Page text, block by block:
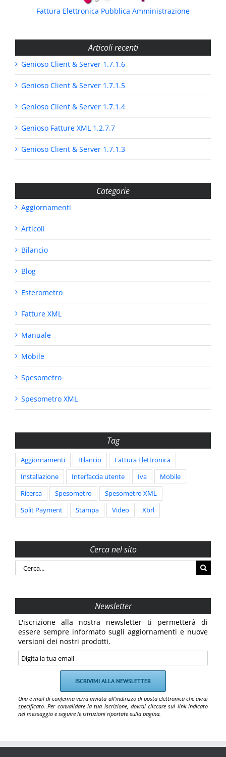
Fattura Elettronica Pubblica Amministrazione
Articoli recenti
Genioso Client & Server 1.7.1.6
Genioso Client & Server 1.7.1.5
Genioso Client & Server 1.7.1.4
Genioso Fatture XML 1.2.7.7
Genioso Client & Server 1.7.1.3
Categorie
Aggiornamenti
Articoli
Bilancio
Blog
Esterometro
Fatture XML
Manuale
Mobile
Spesometro
Spesometro XML
Tag
Aggiornamenti Bilancio
Fattura Elettronica
Installazione
Interfaccia utente Iva
Mobile
Ricerca
Spesometro
Spesometro XML
Split Payment
Stampa Video Xbrl
Cerca nel sito
Cerca
per:
Newsletter
L'iscrizione alla nostra newsletter ti permetterà di
essere sempre informato sugli aggiornamenti e nuove
versioni dei nostri prodotti.
Una e-mail di conferma verrà inviata all'indirizzo di posta elettronica che avrai
specificato. Per convalidare la tua iscrizione, dovrai cliccare sul link indicato
nel messaggio e seguire le istruzioni riportate sulla pagina.